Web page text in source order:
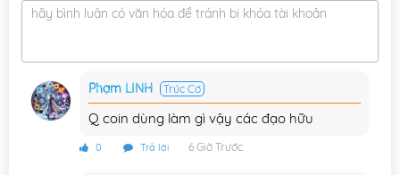
Chương 455 19/05/2026
Chương 453
Chương 452 05/05/2026
hãy bình luận có văn hóa để tránh bị khóa tài khoản
Phạm LINH Trúc Cơ
Q coin dùng làm gì vậy các đạo hữu
0 Trả lời 6 Giờ Trước